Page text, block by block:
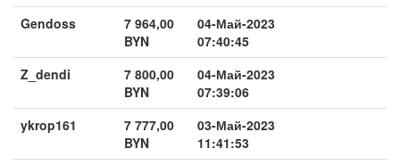
Gendoss
7 964,00
BYN
04-Май-2023
07:40:45
Z_dendi
7 800,00
BYN
04-Май-2023
07:39:06
ykrop161
7 777,00
BYN
03-Май-2023
11:41:53